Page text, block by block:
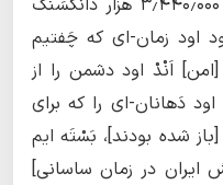
سیم بود که گْرانی-یِ [وزن] آنان ۳٫۴۴۰٫۰۰۰ هَزار دانْگْسَنْگ
اود زمان-ای که چَفتیم
اَنْدْ اود دشمن را از
دَهانان-ای را که برای
شده بودند]، بَسْتَه‌ ایم
[هر کدام از ۴ بخش ایران در زمان ساسانی]